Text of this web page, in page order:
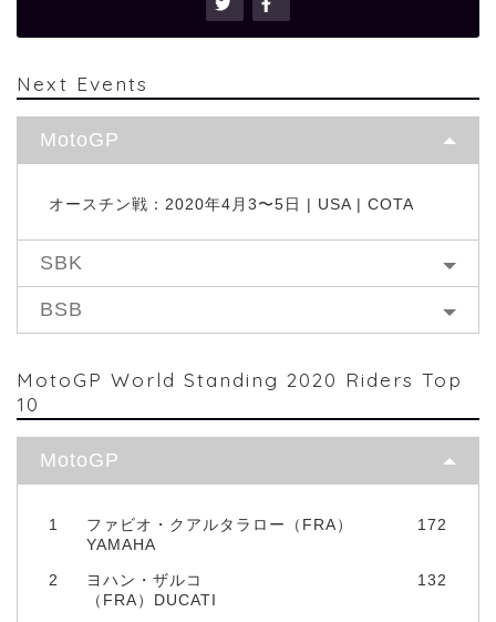
Next Events
MotoGP
オースチン戦：2020年4月3〜5日 | USA | COTA
SBK
BSB
MotoGP World Standing 2020 Riders Top
10
MotoGP
1
ファビオ・クアルタラロー（FRA）
YAMAHA
172
2
ヨハン・ザルコ
（FRA）DUCATI
132